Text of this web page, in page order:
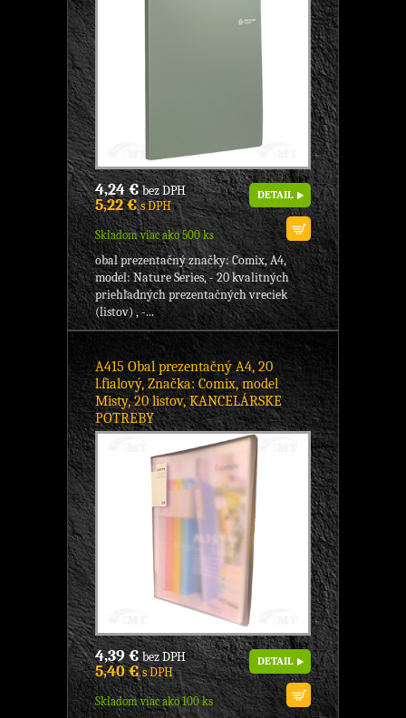
4,24 €bez DPH
5,22 €s DPH
Skladom viac ako 500 ks
DETAIL
obal prezentačný značky: Comix, A4,
model: Nature Series, - 20 kvalitných
priehľadných prezentačných vreciek
(listov) , -...
A415 Obal prezentačný A4, 20
l.fialový, Značka: Comix, model
Misty, 20 listov, KANCELÁRSKE
POTREBY
4,39 €bez DPH
5,40 €s DPH
Skladom viac ako 100 ks
DETAIL